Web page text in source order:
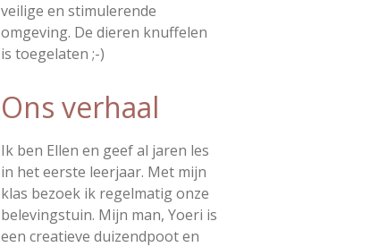
veilige en stimulerende
omgeving. De dieren knuffelen
is toegelaten ;-)
Ons verhaal
Ik ben Ellen en geef al jaren les
in het eerste leerjaar. Met mijn
klas bezoek ik regelmatig onze
belevingstuin. Mijn man, Yoeri is
een creatieve duizendpoot en